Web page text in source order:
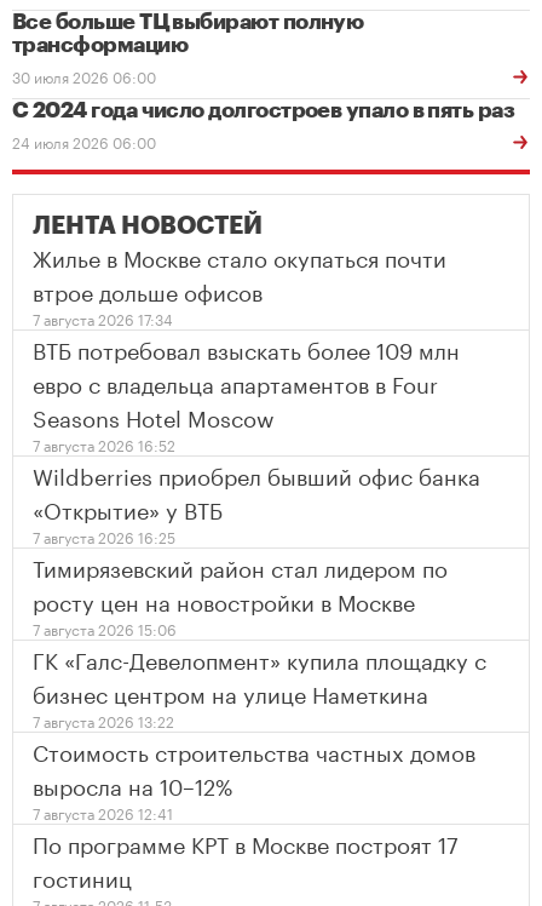
Все больше ТЦ выбирают полную
трансформацию
30 июля 2026 06:00
С 2024 года число долгостроев упало в пять раз
24 июля 2026 06:00
ЛЕНТА НОВОСТЕЙ
Жилье в Москве стало окупаться почти
втрое дольше офисов
7 августа 2026 17:34
ВТБ потребовал взыскать более 109 млн
евро с владельца апартаментов в Four
Seasons Hotel Moscow
7 августа 2026 16:52
Wildberries приобрел бывший офис банка
«Открытие» у ВТБ
7 августа 2026 16:25
Тимирязевский район стал лидером по
росту цен на новостройки в Москве
7 августа 2026 15:06
ГК «Галс-Девелопмент» купила площадку с
бизнес центром на улице Наметкина
7 августа 2026 13:22
Стоимость строительства частных домов
выросла на 10–12%
7 августа 2026 12:41
По программе КРТ в Москве построят 17
гостиниц